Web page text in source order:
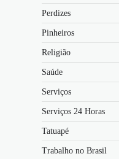
Perdizes
Pinheiros
Religião
Saúde
Serviços
Serviços 24 Horas
Tatuapé
Trabalho no Brasil